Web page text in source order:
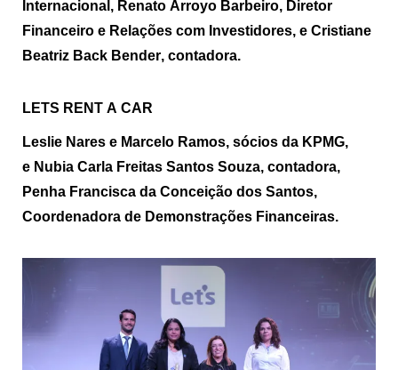
Internacional, Renato Arroyo Barbeiro, Diretor
Financeiro e Relações com Investidores, e Cristiane
Beatriz Back Bender, contadora.
LETS RENT A CAR
Leslie Nares e Marcelo Ramos, sócios da KPMG,
e Nubia Carla Freitas Santos Souza, contadora,
Penha Francisca da Conceição dos Santos,
Coordenadora de Demonstrações Financeiras.